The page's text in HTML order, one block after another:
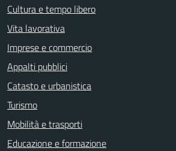
Cultura e tempo libero
Vita lavorativa
Imprese e commercio
Appalti pubblici
Catasto e urbanistica
Turismo
Mobilità e trasporti
Educazione e formazione